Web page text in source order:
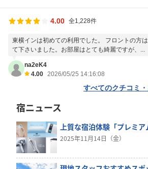
4.00 全1,228件
東横インは初めての利用でした。 フロントの方
て下さいました。お部屋はとても綺麗ですが、...
na2eK4
4.00 2026/05/25 14:16:08
すべてのクチコミ
宿ニュース
上質な宿泊体験「プレミア
2025年11月14日（金）